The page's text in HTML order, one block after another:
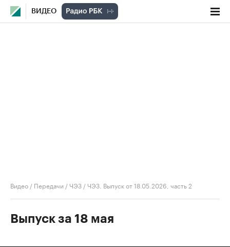
ВИДЕО
Видео / Передачи /ЧЭЗ /ЧЭЗ. Выпуск от 18.05.2026, часть 2
Выпуск за 18 мая